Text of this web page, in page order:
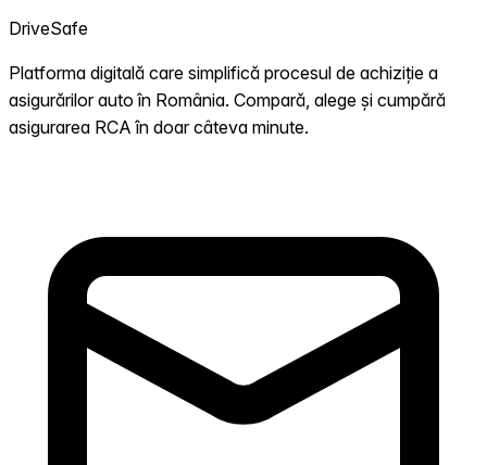
DriveSafe
Platforma digitală care simplifică procesul de achiziție a
asigurărilor auto în România. Compară, alege și cumpără
asigurarea RCA în doar câteva minute.